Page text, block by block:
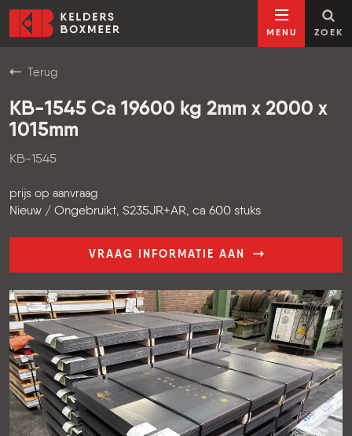
Ga naar inhoud
Kelders Boxmeer
MENU ZOEK
Terug
KB-1545 Ca 19600 kg 2mm x 2000 x
1015mm
KB-1545
prijs op aanvraag
Nieuw / Ongebruikt, S235JR+AR, ca 600 stuks
VRAAG INFORMATIE AAN